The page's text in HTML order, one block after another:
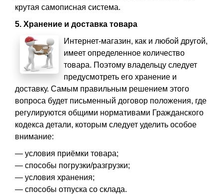
крутая самописная система.
5. Хранение и доставка товара
Интернет-магазин, как и любой другой,
имеет определенное количество
товара. Поэтому владельцу следует
предусмотреть его хранение и
доставку. Самым правильным решением этого
вопроса будет письменный договор положения, где
регулируются общими нормативами Гражданского
кодекса детали, которым следует уделить особое
внимание:
— условия приёмки товара;
— способы погрузки/разгрузки;
— условия хранения;
— способы отпуска со склада.